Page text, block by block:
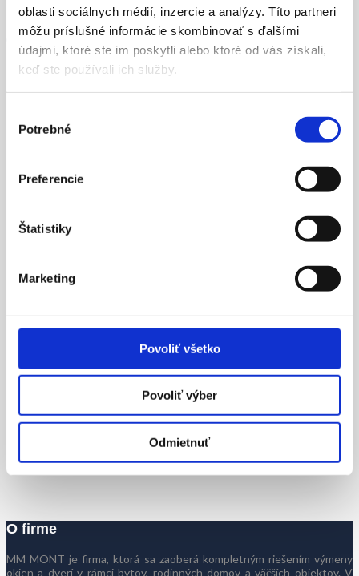
oblasti sociálnych médií, inzercie a analýzy. Títo partneri
môžu príslušné informácie skombinovať s ďalšími
údajmi, ktoré ste im poskytli alebo ktoré od vás získali,
keď ste používali ich služby.
súhlasu
Potrebné
Preferencie
Štatistiky
Marketing
Povoliť všetko
Povoliť výber
Odmietnuť
Charakteristické vlastnosti
Drevené okná sú charakteristické svojou stálosťou
Sú charakteristické svojim elegantným vzhľadom
Farebné prevedenie Borovica:
O firme
MM MONT je firma, ktorá sa zaoberá kompletným riešením výmeny
okien a dverí v rámci bytov, rodinných domov a väčších objektov. V